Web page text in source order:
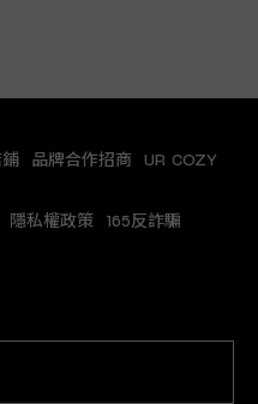
品牌合作招商 UR COZY
隱私權政策 165反詐騙